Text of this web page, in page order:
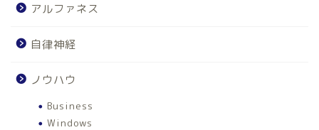
アルファネス
自律神経
ノウハウ
Business
Windows